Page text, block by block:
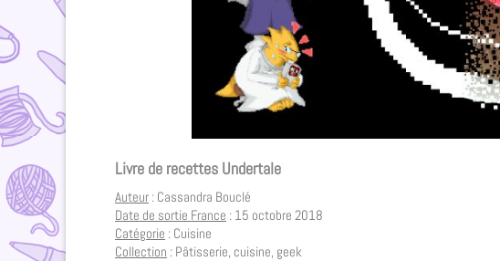
Livre de recettes Undertale
Auteur : Cassandra Bouclé
Date de sortie France : 15 octobre 2018
Catégorie : Cuisine
Collection : Pâtisserie, cuisine, geek